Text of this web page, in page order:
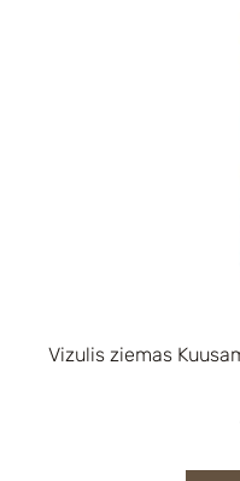
Vizulis ziemas